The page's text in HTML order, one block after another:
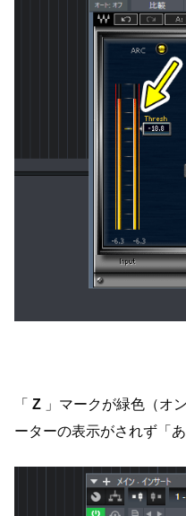
「 Z 」マークが緑色（オ
ーターの表示がされず「